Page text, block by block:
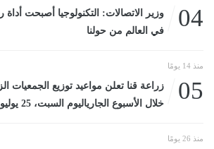
04
وزير الاتصالات: التكنولوجيا أصبحت أداة
في العالم من حولنا
منذ 14 يومًا
05
زراعة قنا تعلن مواعيد توزيع الجمعيات
خلال الأسبوع الجارياليوم السبت، 25 يوليو 2026 04:00 مـ
منذ 26 يومًا